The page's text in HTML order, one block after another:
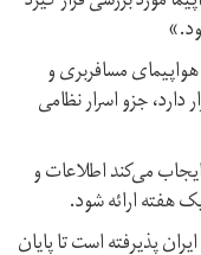
مسافربری و
دارد، جزو اسرار نظامی
می‌کند اطلاعات و
ارائه شود.
پذیرفته است تا پایان